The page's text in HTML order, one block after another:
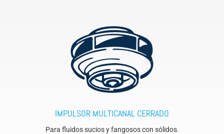
IMPULSOR MULTICANAL CERRADO
Para fluidos sucios y fangosos con sólidos.